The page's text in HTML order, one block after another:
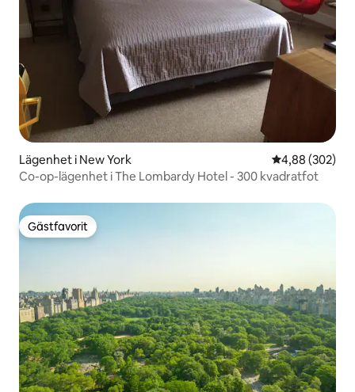
Lägenhet i New York 4,88 av 5 i
4,88 (302)
Co-op-lägenhet i The Lombardy Hotel - 300 kvadratfot
Gästfavorit
Gästfavorit